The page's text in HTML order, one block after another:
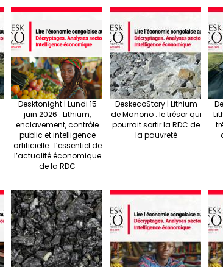
Desktonight | Lundi 15
juin 2026 : Lithium,
enclavement, contrôle
public et intelligence
artificielle : l’essentiel de
l’actualité économique
de la RDC
DeskecoStory | Lithium
de Manono : le trésor qui
pourrait sortir la RDC de
la pauvreté